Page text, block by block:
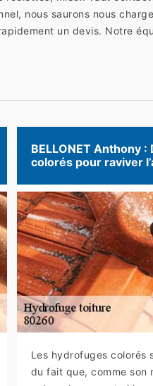
nous saurons nous
un devis. Notre
BELLONET Anthony
colorés pour raviver
Les hydrofuges colorés
du fait que, comme son